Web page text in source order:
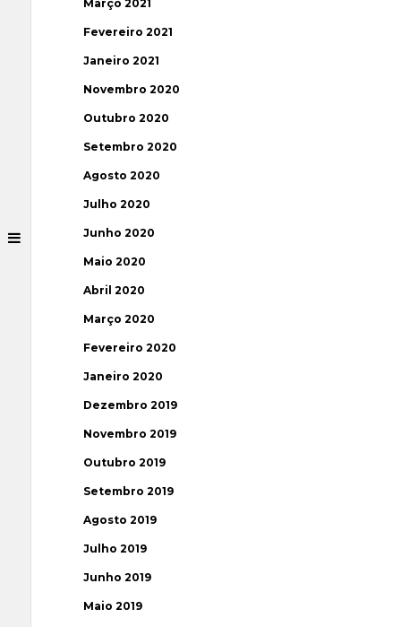
Março 2021
Fevereiro 2021
Janeiro 2021
Novembro 2020
Outubro 2020
Setembro 2020
Agosto 2020
Julho 2020
Junho 2020
Maio 2020
Abril 2020
Março 2020
Fevereiro 2020
Janeiro 2020
Dezembro 2019
Novembro 2019
Outubro 2019
Setembro 2019
Agosto 2019
Julho 2019
Junho 2019
Maio 2019